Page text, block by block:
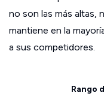
no son las más altas,
mantiene en la
a sus competidores.
Rango